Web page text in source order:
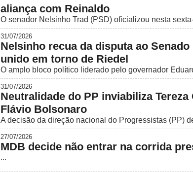
aliança com Reinaldo
O senador Nelsinho Trad (PSD) oficializou nesta
31/07/2026
Nelsinho recua da disputa ao
unido em torno de Riedel
O amplo bloco político liderado pelo governador
31/07/2026
Neutralidade do PP inviabiliza
Flávio Bolsonaro
A decisão da direção nacional do Progressistas (PP)
27/07/2026
MDB decide não entrar na corrida
...